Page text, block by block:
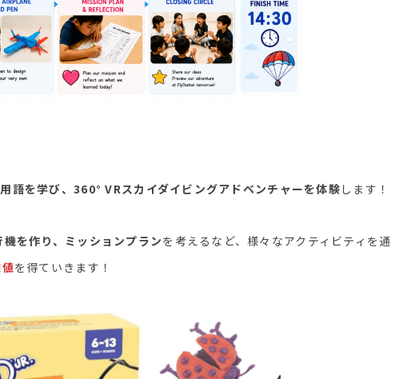
語を学び、360° VRスカイダイビングアドベンチャーを体験します！
を作り、ミッションプランを考えるなど、様々なアクティビティを通
を得ていきます！